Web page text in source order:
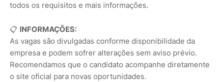
todos os requisitos e mais informações.
📋 INFORMAÇÕES:
As vagas são divulgadas conforme disponibilidade da
empresa e podem sofrer alterações sem aviso prévio.
Recomendamos que o candidato acompanhe diretamente
o site oficial para novas oportunidades.